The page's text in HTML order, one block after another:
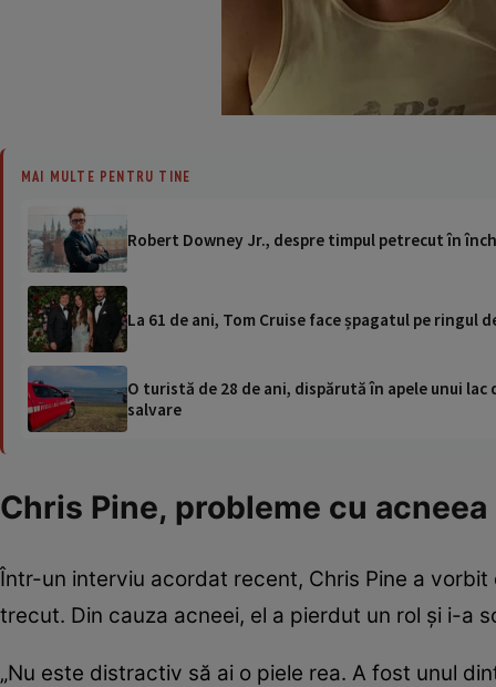
MAI MULTE PENTRU TINE
Robert Downey Jr., despre timpul petrecut în
La 61 de ani, Tom Cruise face șpagatul pe ringul
O turistă de 28 de ani, dispărută în apele unui
salvare
Chris Pine, probleme cu acneea
Într-un interviu acordat recent, Chris Pine a
trecut. Din cauza acneei, el a pierdut un rol și i-a
„Nu este distractiv să ai o piele rea. A fost unul